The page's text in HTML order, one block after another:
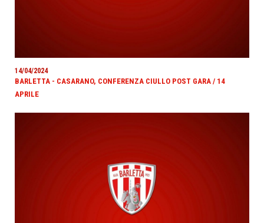
14/04/2024
BARLETTA - CASARANO, CONFERENZA CIULLO POST GARA / 14
APRILE